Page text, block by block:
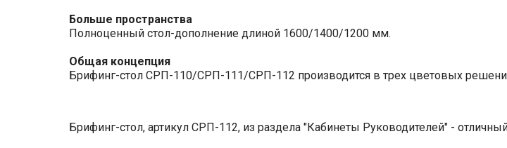
Больше пространства
Полноценный стол-дополнение длиной 1600/1400/1200 мм.
Общая концепция
Брифинг-стол СРП-110/СРП-111/СРП-112 производится в трех цветовых
Брифинг-стол, артикул СРП-112, из раздела "Кабинеты Руководителей" -